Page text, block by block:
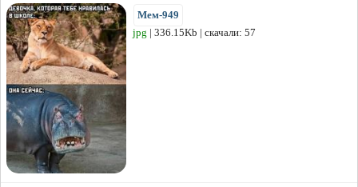
Мем-949
jpg | 336.15Kb | скачали: 57